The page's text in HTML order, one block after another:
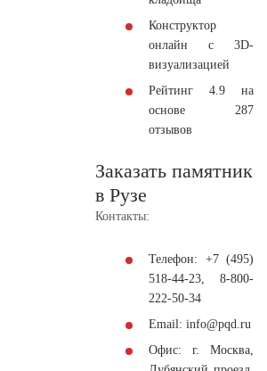
Конструктор
онлайн с 3D-
визуализацией
Рейтинг 4.9 на
основе 287
отзывов
Заказать памятник
в Рузе
Контакты:
Телефон: +7 (495)
518-44-23
8-800-
222-50-34
Email: info@pqd.ru
Офис: г. Москва,